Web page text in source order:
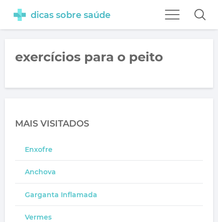
dicas sobre saúde
exercícios para o peito
MAIS VISITADOS
Enxofre
Anchova
Garganta Inflamada
Vermes